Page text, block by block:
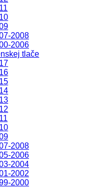
2008
2006
tlače
2008
2006
2004
2002
2000